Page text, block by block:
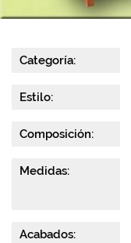
Categoría:
Estilo:
Composición:
Medidas:
Acabados: